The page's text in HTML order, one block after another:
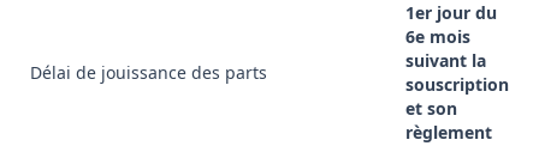
Délai de jouissance des parts
1er jour du
6e mois
suivant la
souscription
et son
règlement